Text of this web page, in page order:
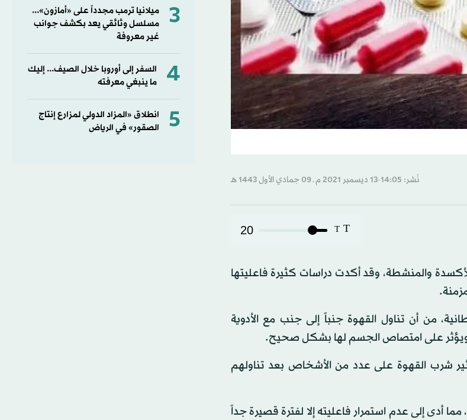
نُشر: 14:05-13 ديسمبر 2021 م ـ 09 جمادي الأول 1443 هـ
T
T
20
والمنشطة، وقد أكدت دراسات كثيرة فاعليتها
من أن تناول القهوة جنباً إلى جنب مع الأدوية
ويؤثر على امتصاص الجسم لها بشكل صحيح.
شرب القهوة على عدد من الأشخاص بعد تناولهم
أدى إلى عدم استمرار فاعليته إلا لفترة قصيرة جداً
3
ميلانيا ترمب مجدداً على «أمازون»...
مسلسل وثائقي يعد بكشف جوانب
غير معروفة
4
السفر إلى أوروبا خلال الصيف... إليك
ما ينبغي معرفته
5
انطلاق «المزاد الدولي لمزارع إنتاج
الصقور» في الرياض